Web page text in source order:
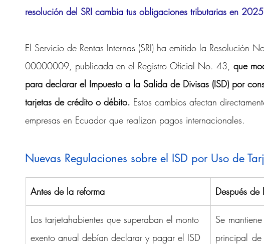
Ponencias y Análisis Propiedad Intelectual y Mercado
resolución del SRI cambia tus obligaciones tributarias en
El Servicio de Rentas Internas (SRI) ha emitido la Resolución
00000009, publicada en el Registro Oficial No. 43, que
para declarar el Impuesto a la Salida de Divisas (ISD) por
tarjetas de crédito o débito. Estos cambios afectan
empresas en Ecuador que realizan pagos internacionales.
Nuevas Regulaciones sobre el ISD por Uso de
Antes de la reforma Después de
Los tarjetahabientes que superaban el monto
exento anual debían declarar y pagar el ISD
Se
principal